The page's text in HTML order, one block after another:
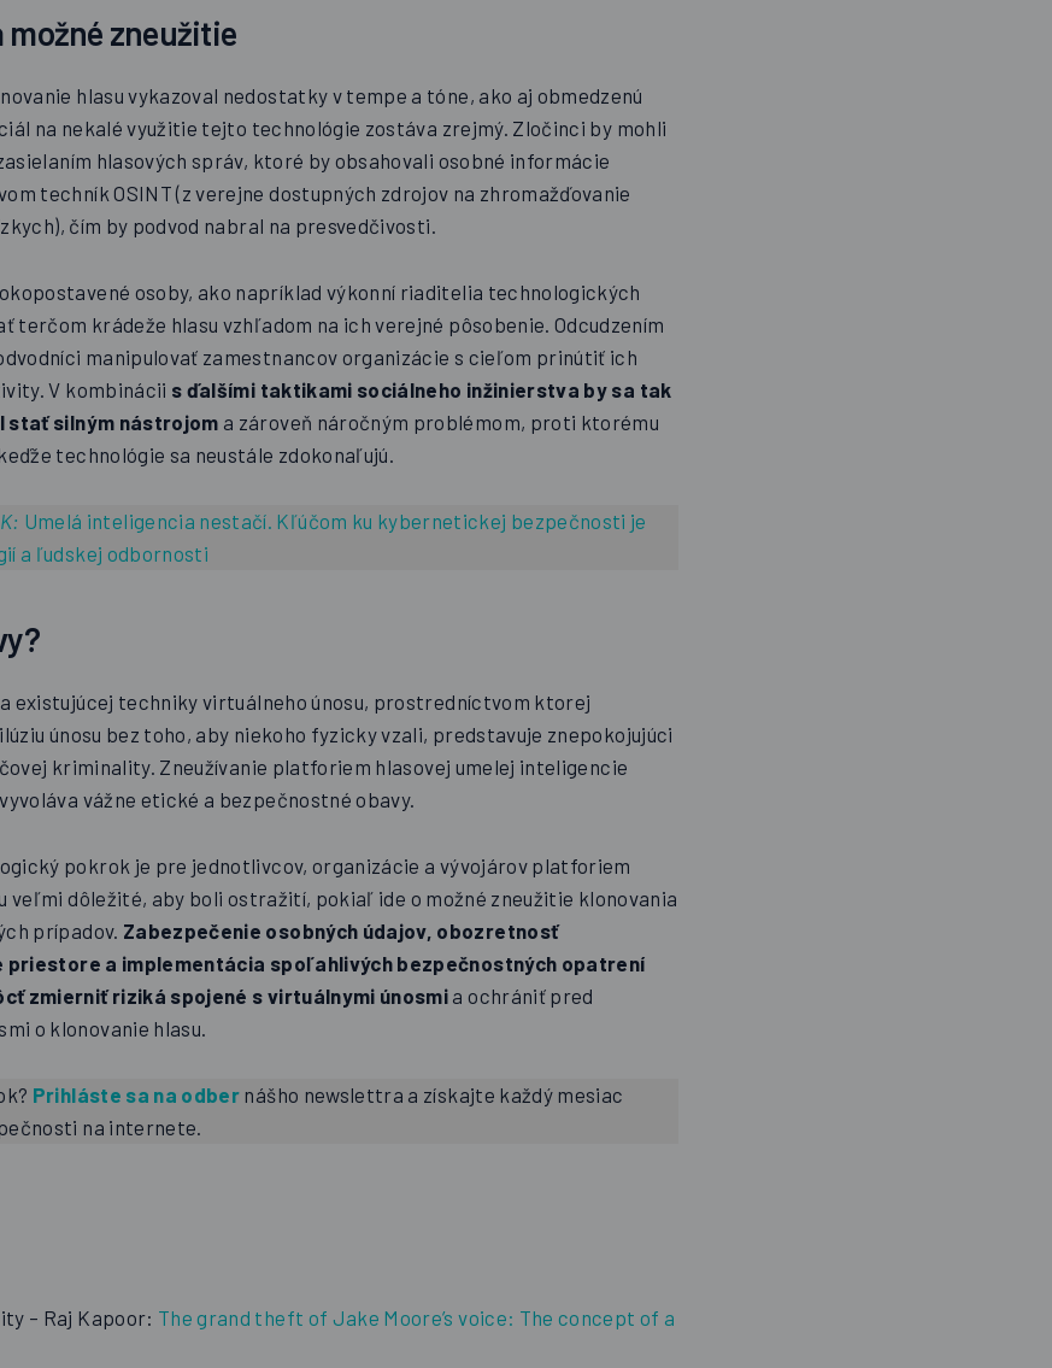
možné zneužitie
hlasu vykazoval nedostatky v tempe a tóne, ako aj obmedzenú
na nekalé využitie tejto technológie zostáva zrejmý. Zločinci by mohli
hlasových správ, ktoré by obsahovali osobné informácie
techník OSINT (z verejne dostupných zdrojov na zhromažďovanie
čím by podvod nabral na presvedčivosti.
osoby, ako napríklad výkonní riaditelia technologických
terčom krádeže hlasu vzhľadom na ich verejné pôsobenie. Odcudzením
manipulovať zamestnancov organizácie s cieľom prinútiť ich
V kombinácii s ďalšími taktikami sociálneho inžinierstva by sa tak
stať silným nástrojom a zároveň náročným problémom, proti ktorému
technológie sa neustále zdokonaľujú.
Umelá inteligencia nestačí. Kľúčom ku kybernetickej bezpečnosti je
a ľudskej odbornosti
existujúcej techniky virtuálneho únosu, prostredníctvom ktorej
únosu bez toho, aby niekoho fyzicky vzali, predstavuje znepokojujúci
kriminality. Zneužívanie platforiem hlasovej umelej inteligencie
vážne etické a bezpečnostné obavy.
pokrok je pre jednotlivcov, organizácie a vývojárov platforiem
veľmi dôležité, aby boli ostražití, pokiaľ ide o možné zneužitie klonovania
prípadov. Zabezpečenie osobných údajov, obozretnosť
priestore a implementácia spoľahlivých bezpečnostných opatrení
zmierniť riziká spojené s virtuálnymi únosmi a ochrániť pred
o klonovanie hlasu.
Prihláste sa na odber nášho newslettra a získajte každý mesiac
na internete.
– Raj Kapoor: The grand theft of Jake Moore’s voice: The concept of a